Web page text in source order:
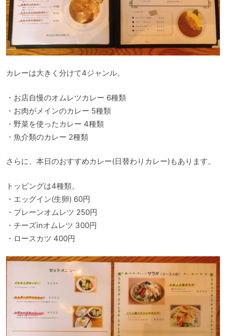
カレーは大きく分けて4ジャンル。
・お店自慢のオムレツカレー 6種類
・お肉がメインのカレー 5種類
・野菜を使ったカレー 4種類
・魚介類のカレー 2種類
さらに、本日のおすすめカレー(日替わりカレー)もあります。
トッピングは4種類。
・エッグイン(生卵) 60円
・プレーンオムレツ 250円
・チーズinオムレツ 300円
・ロースカツ 400円